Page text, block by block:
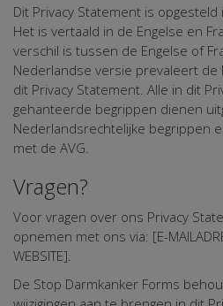
Dit Privacy Statement is opgesteld
Het is vertaald in de Engelse en
verschil is tussen de Engelse of
Nederlandse versie prevaleert de
dit Privacy Statement. Alle in dit
gehanteerde begrippen dienen
Nederlandsrechtelijke begrippen
met de AVG.
Vragen?
Voor vragen over ons Privacy
opnemen met ons via: [E-
WEBSITE].
De Stop Darmkanker Forms